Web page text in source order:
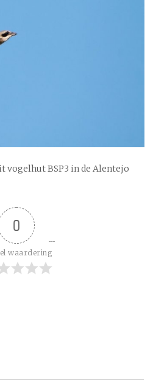
vogelhut BSP3 in de Alentejo
0
waardering